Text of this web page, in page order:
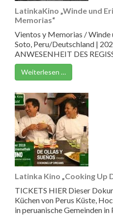
LatinkaKino „Winde und
Memorias“
Vientos y Memorias / Winde
Soto, Peru/Deutschland |
ANWESENHEIT DES
Weiterlesen …
Latinka Kino „Cooking Up
TICKETS HIER Dieser
Küchen von Perus Küste,
in peruanische Gemeinden in